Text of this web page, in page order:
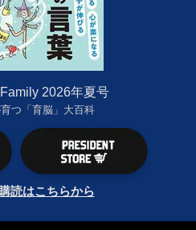
2026年夏号
つ「育脳」大百科
読はこちらから